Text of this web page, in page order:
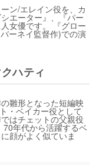
ン/エレイン役を、カ
エーター』、『パー
女優です。 『グロー
ーネイ監督作)での演
ハティ
雛形となった短編映
・ベイカー役として
はチェットの父親役
70年代から活躍するベ
顔がよく似ていま